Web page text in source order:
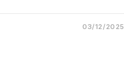
03/12/2025